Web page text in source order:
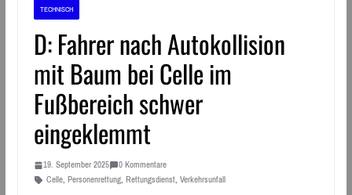
TECHNISCH
D: Fahrer nach Autokollision
mit Baum bei Celle im
Fußbereich schwer
eingeklemmt
19. September 2025
0 Kommentare
Celle, Personenrettung, Rettungsdienst, Verkehrsunfall